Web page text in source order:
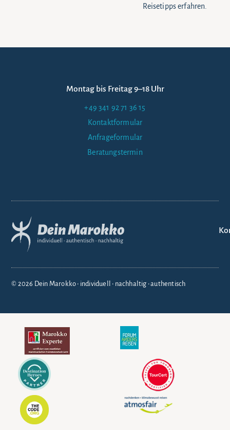
Reisetipps erfahren.
Montag bis Freitag 9–18 Uhr
+49 341 92 71 36 15
Kontaktformular
Anfrageformular
Beratungstermin
© 2026 Dein Marokko • individuell • nachhaltig • authentisch